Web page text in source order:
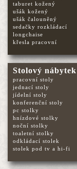
taburet kožený
ušák kožený
ušák čalouněný
sedačky rozkládací
longchaise
křesla pracovní
Stolový nábytek
pracovní stoly
jednací stoly
jídelní stoly
konferenční stoly
pc stolky
hnízdové stolky
noční stolky
toaletní stolky
odkládací stolek
stolek pod tv a hi-fi